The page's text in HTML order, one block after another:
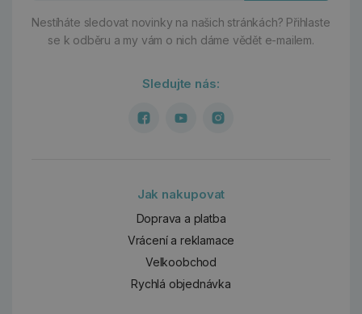
Nestíháte sledovat novinky na našich stránkách? Přihlaste
se k odběru a my vám o nich dáme vědět e-mailem.
Sledujte nás:
Jak nakupovat
Doprava a platba
Vrácení a reklamace
Velkoobchod
Rychlá objednávka